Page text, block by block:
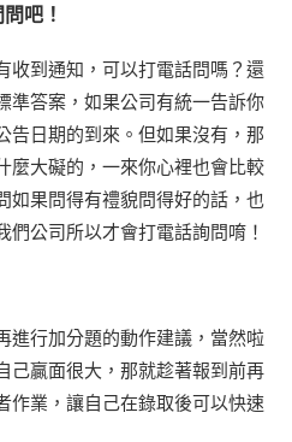
吧！
收到通知，可以打電話問嗎？還
準答案，如果公司有統一告訴你
告日期的到來。但如果沒有，那
麼大礙的，一來你心裡也會比較
如果問得有禮貌問得好的話，也
公司所以才會打電話詢問唷！
進行加分題的動作建議，當然啦
己贏面很大，那就趁著報到前再
作業，讓自己在錄取後可以快速